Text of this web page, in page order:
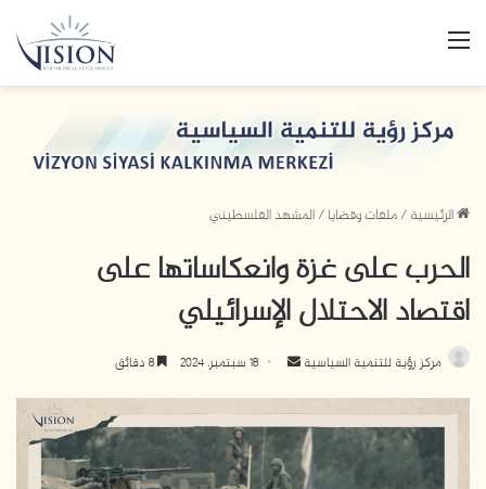
القائمة
الرئيسية/ملفات وقضايا/المشهد الفلسطيني
الحرب على غزة وانعكاساتها على
اقتصاد الاحتلال الإسرائيلي
مركز رؤية للتنمية السياسية
أرسل
إلكترونيا
18 سبتمبر، 2024